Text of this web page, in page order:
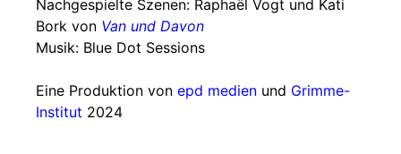
Nachgespielte Szenen: Raphaël Vogt und Kati
Bork von Van und Davon
Musik: Blue Dot Sessions
Eine Produktion von epd medien und Grimme-
Institut 2024